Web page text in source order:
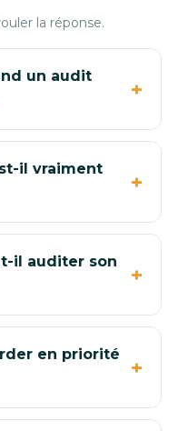
la réponse.
un audit
il vraiment
il auditer son
en priorité